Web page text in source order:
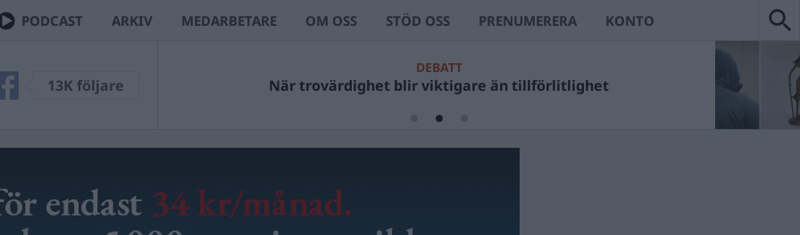
PODCAST ARKIV MEDARBETARE OM OSS STÖD OSS PRENUMERERA KONTO
13K följare
DEBATT
När trovärdighet blir viktigare än tillförlitlighet